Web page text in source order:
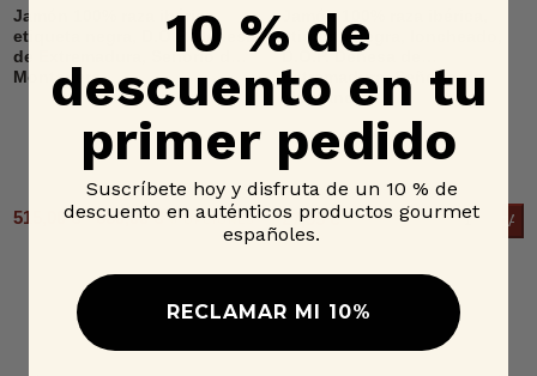
Jamón 100% raza ibérica,
etiqueta negra, D.O.P. Dehesa
de Extremadura, Señorío de
Montanera
515,00 € - 650,00 € 6 OPCIONES
Jamón 100% raza ibérica,
etiqueta negra, loncheado,
D.O.P. Dehesa de
Extremadura, Señorío de
Montanera
27,95 €
10 % de
descuento en tu
primer pedido
Suscríbete hoy y disfruta de un 10 % de
descuento en auténticos productos gourmet
españoles.
RECLAMAR MI 10%